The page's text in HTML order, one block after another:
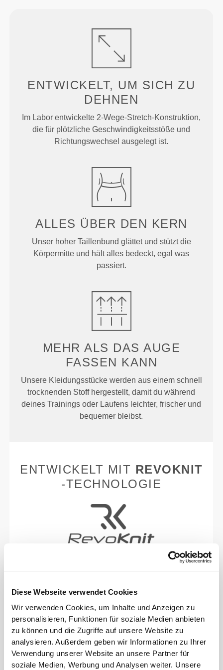
Diese Webseite verwendet Cookies
Wir verwenden Cookies, um Inhalte und Anzeigen zu
personalisieren, Funktionen für soziale Medien anbieten
zu können und die Zugriffe auf unsere Website zu
analysieren. Außerdem geben wir Informationen zu Ihrer
Verwendung unserer Website an unsere Partner für
soziale Medien, Werbung und Analysen weiter. Unsere
ENTWICKELT, UM SICH ZU
DEHNEN
Im Labor entwickelte 2-Wege-Stretch-Konstruktion,
die für plötzliche Geschwindigkeitsstöße und
Richtungswechsel ausgelegt ist.
ALLES ÜBER DEN KERN
Unser hoher Taillenbund glättet und stützt die
Körpermitte und hält alles bedeckt, egal was
passiert.
MEHR ALS DAS AUGE
FASSEN KANN
Unsere Kleidungsstücke werden aus einem schnell
trocknenden Stoff hergestellt, damit du während
deines Trainings oder Laufens leichter, frischer und
bequemer bleibst.
ENTWICKELT MIT REVOKNIT
-TECHNOLOGIE
ist eine von Prozis entwickelte
fortschrittliche Stricktechnologie, die
RevoKnitleistet mehr, fühlt sich besser an und ist
schonender für die Umwelt.